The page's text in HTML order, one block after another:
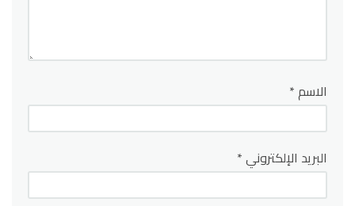
الاسم*
البريد الإلكتروني*